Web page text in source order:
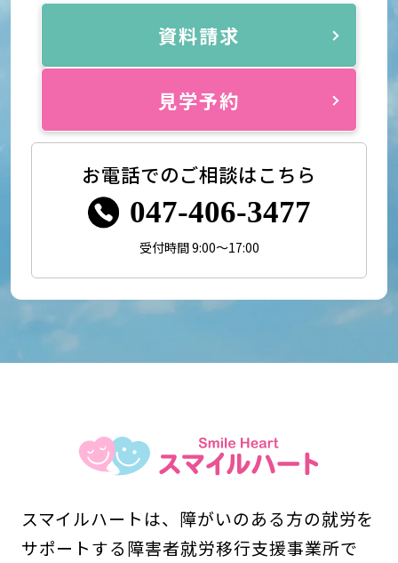
資料請求
見学予約
お電話でのご相談はこちら
047-406-3477
受付時間 9:00～17:00
スマイルハートは、障がいのある方の就労を
サポートする障害者就労移行支援事業所で